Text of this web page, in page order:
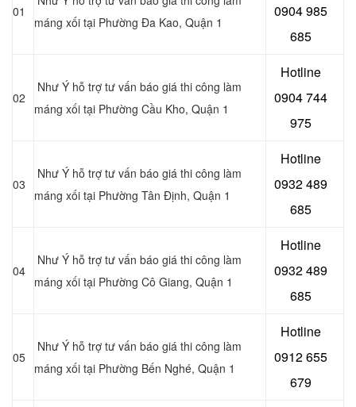
01
máng xối tại Phường Đa Kao, Quận 1
0904 985
685
02
Như Ý hỗ trợ tư vấn báo giá thi công làm
máng xối tại Phường Cầu Kho, Quận 1
Hotline
0904 744
975
03
Như Ý hỗ trợ tư vấn báo giá thi công làm
máng xối tại Phường Tân Định, Quận 1
Hotline
0932 489
685
04
Như Ý hỗ trợ tư vấn báo giá thi công làm
máng xối tại Phường Cô Giang, Quận 1
Hotline
0932 489
685
05
Như Ý hỗ trợ tư vấn báo giá thi công làm
máng xối tại Phường Bến Nghé, Quận 1
Hotline
0912 655
679